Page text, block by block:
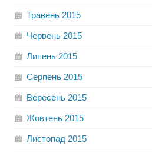
Травень 2015
Червень 2015
Липень 2015
Серпень 2015
Вересень 2015
Жовтень 2015
Листопад 2015